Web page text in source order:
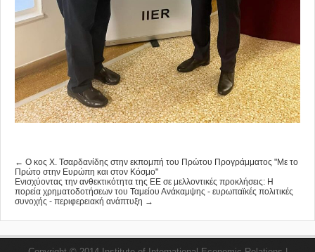
← Ο κος Χ. Τσαρδανίδης στην εκπομπή του Πρώτου Προγράμματος "Με το
Πρώτο στην Ευρώπη και στον Κόσμο"
Ενισχύοντας την ανθεκτικότητα της ΕΕ σε μελλοντικές προκλήσεις: Η
πορεία χρηματοδοτήσεων του Ταμείου Ανάκαμψης - ευρωπαϊκές πολιτικές
συνοχής - περιφερειακή ανάπτυξη →